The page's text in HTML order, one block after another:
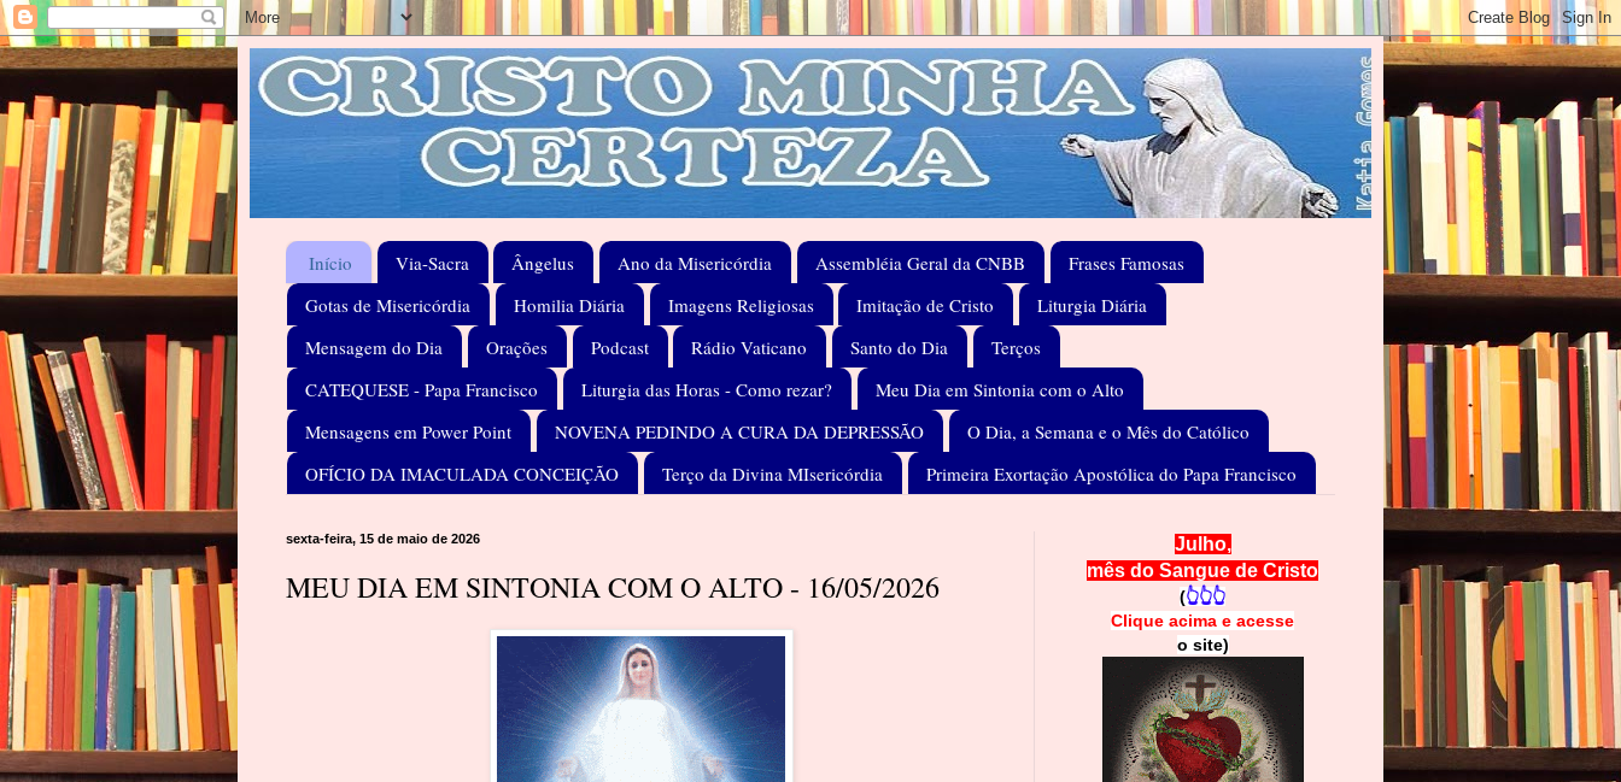
Início Via-Sacra Ângelus Ano da Misericórdia Assembléia Geral da CNBB
Frases Famosas
Gotas de Misericórdia
Homilia Diária Imagens Religiosas Imitação de Cristo
Liturgia Diária
Mensagem do Dia
Orações Podcast Rádio Vaticano Santo do Dia
Terços
CATEQUESE - Papa Francisco
Liturgia das Horas - Como rezar?
Meu Dia em Sintonia com o Alto
Mensagens em Power Point
NOVENA PEDINDO A CURA DA DEPRESSÃO
O Dia, a Semana e o Mês do Católico
OFÍCIO DA IMACULADA CONCEIÇÃO
Terço da Divina MIsericórdia Primeira Exortação Apostólica do Papa Francisco
sexta-feira, 15 de maio de 2026
MEU DIA EM SINTONIA COM O ALTO - 16/05/2026
Julho,
mês do Sangue de Cristo
(👆👆👆
Clique acima e acesse
o site)